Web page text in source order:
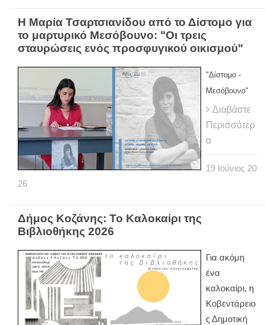
Η Μαρία Τσαρτσιανίδου από το Δίστομο για
το μαρτυρικό Μεσόβουνο: "Οι τρεις
σταυρώσεις ενός προσφυγικού οικισμού"
"Δίστομο -
Μεσόβουνο"
Διαβάστε
Περισσότερ
α
19 Ιούνιος 20
26
Δήμος Κοζάνης: Το Καλοκαίρι της
Βιβλιοθήκης 2026
Για ακόμη
ένα
καλοκαίρι, η
Κοβεντάρειο
ς Δημοτική